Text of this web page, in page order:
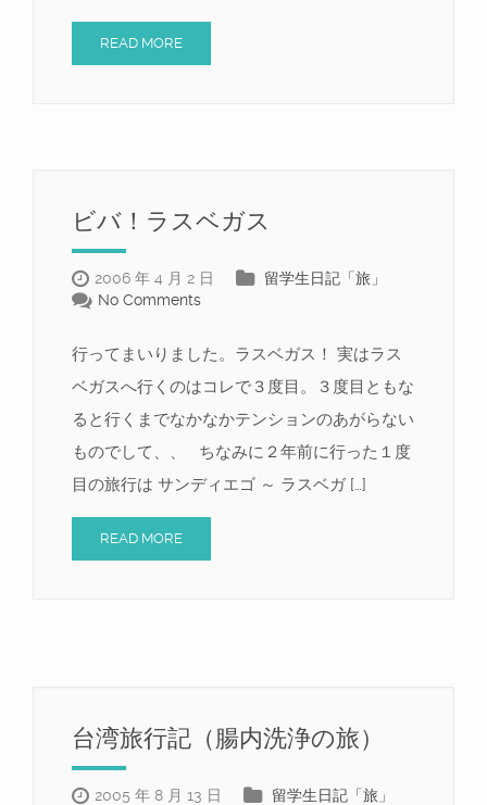
READ MORE
ビバ！ラスベガス
2006 年 4 月 2 日
留学生日記「旅」
No Comments
行ってまいりました。ラスベガス！ 実はラス
ベガスへ行くのはコレで３度目。３度目ともな
ると行くまでなかなかテンションのあがらない
ものでして、、 ちなみに２年前に行った１度
目の旅行は サンディエゴ ～ ラスベガ […]
READ MORE
台湾旅行記（腸内洗浄の旅）
2005 年 8 月 13 日
留学生日記「旅」